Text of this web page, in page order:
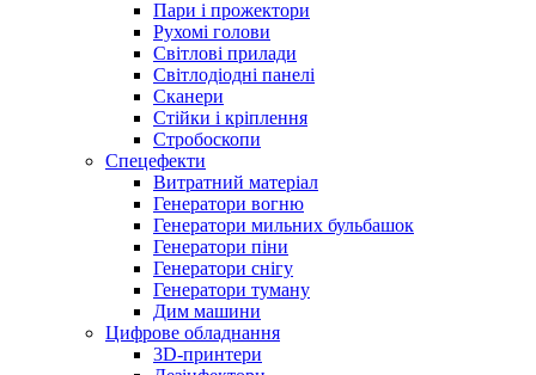
Пари і прожектори
Рухомі голови
Світлові прилади
Світлодіодні панелі
Сканери
Стійки і кріплення
Стробоскопи
Спецефекти
Витратний матеріал
Генератори вогню
Генератори мильних бульбашок
Генератори піни
Генератори снігу
Генератори туману
Дим машини
Цифрове обладнання
3D-принтери